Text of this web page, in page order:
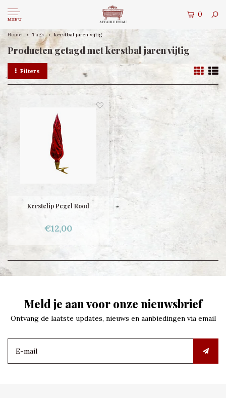
MENU
0
Home Tags kerstbal jaren vijtig
Producten getagd met kerstbal jaren vijtig
Filters
Kerstclip Pegel Rood
€12,00
Meld je aan voor onze nieuwsbrief
Ontvang de laatste updates, nieuws en aanbiedingen via email